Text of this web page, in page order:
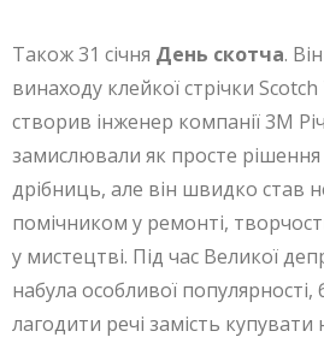
Також 31 січня День скотча.
винаходу клейкої стрічки
створив інженер компанії 3M
замислювали як просте
дрібниць, але він швидко став
помічником у ремонті,
у мистецтві. Під час Великої
набула особливої
лагодити речі замість купувати